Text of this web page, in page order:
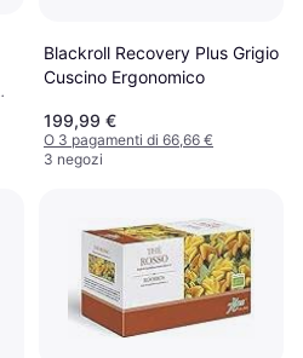
Blackroll Recovery Plus Grigio
Cuscino Ergonomico
199,99 €
O 3 pagamenti di 66,66 €
3 negozi